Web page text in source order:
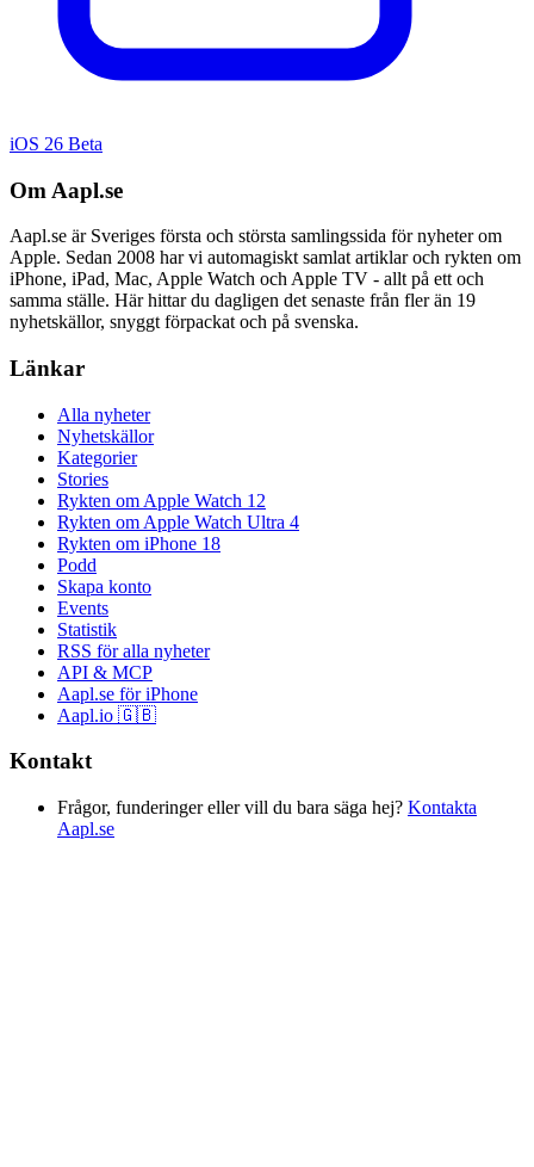
iOS 26 Beta
Om Aapl.se
Aapl.se är Sveriges första och största samlingssida för nyheter om
Apple. Sedan 2008 har vi automagiskt samlat artiklar och rykten om
iPhone, iPad, Mac, Apple Watch och Apple TV - allt på ett och
samma ställe. Här hittar du dagligen det senaste från fler än 19
nyhetskällor, snyggt förpackat och på svenska.
Länkar
Alla nyheter
Nyhetskällor
Kategorier
Stories
Rykten om Apple Watch 12
Rykten om Apple Watch Ultra 4
Rykten om iPhone 18
Podd
Skapa konto
Events
Statistik
RSS för alla nyheter
API & MCP
Aapl.se för iPhone
Aapl.io 🇬🇧
Kontakt
Frågor, funderinger eller vill du bara säga hej? Kontakta
Aapl.se